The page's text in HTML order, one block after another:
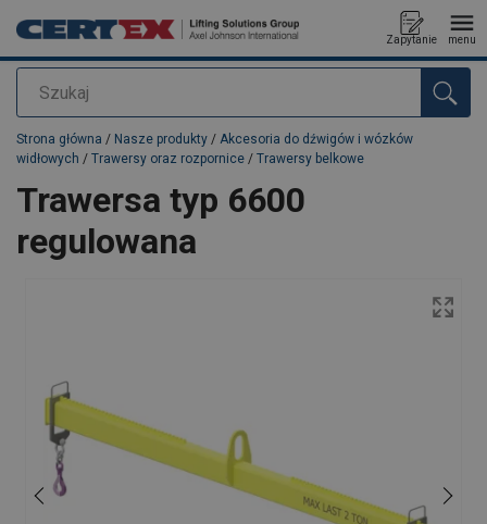
Szukaj
Zapytanie menu
Dodano do zapytania
Strona główna / Nasze produkty / Akcesoria do dźwigów i wózków
widłowych / Trawersy oraz rozpornice / Trawersy belkowe
Trawersa typ 6600
regulowana